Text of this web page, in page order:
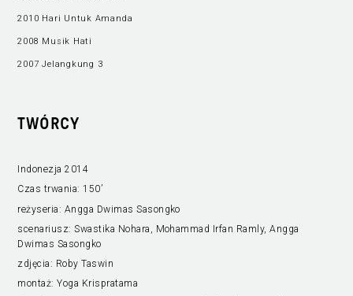
TWÓRCY
Indonezja 2014
Czas trwania: 150’
reżyseria: Angga Dwimas Sasongko
scenariusz:Swastika Nohara, Mohammad Irfan Ramly, Angga
Dwimas Sasongko
zdjęcia: Roby Taswin
montaż:Yoga Krispratama
2010 Hari Untuk Amanda
2008 Musik Hati
2007 Jelangkung 3